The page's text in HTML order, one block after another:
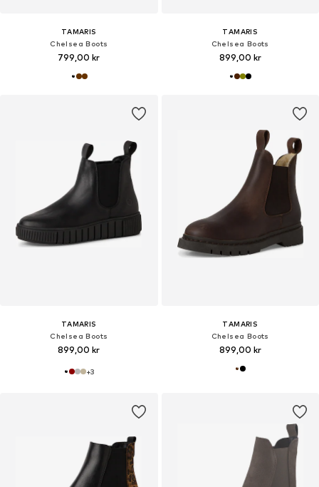
TAMARIS
Chelsea Boots
799,00 kr
TAMARIS
Chelsea Boots
899,00 kr
TAMARIS
Chelsea Boots
899,00 kr
+3
TAMARIS
Chelsea Boots
899,00 kr